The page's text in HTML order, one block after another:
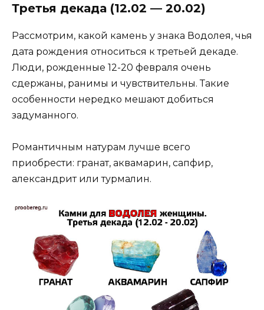
Третья декада (12.02 — 20.02)
Рассмотрим, какой камень у знака Водолея, чья
дата рождения относиться к третьей декаде.
Люди, рожденные 12-20 февраля очень
сдержаны, ранимы и чувствительны. Такие
особенности нередко мешают добиться
задуманного.
Романтичным натурам лучше всего
приобрести: гранат, аквамарин, сапфир,
александрит или турмалин.